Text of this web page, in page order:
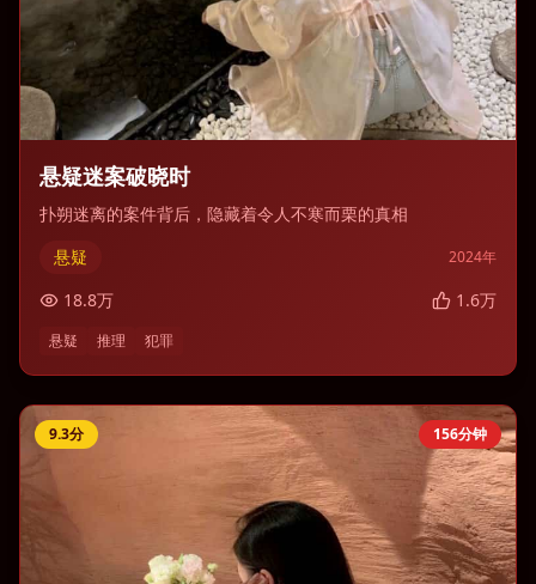
悬疑迷案破晓时
扑朔迷离的案件背后，隐藏着令人不寒而栗的真相
悬疑
2024年
18.8万 1.6万
悬疑 推理 犯罪
156分钟
9.3分